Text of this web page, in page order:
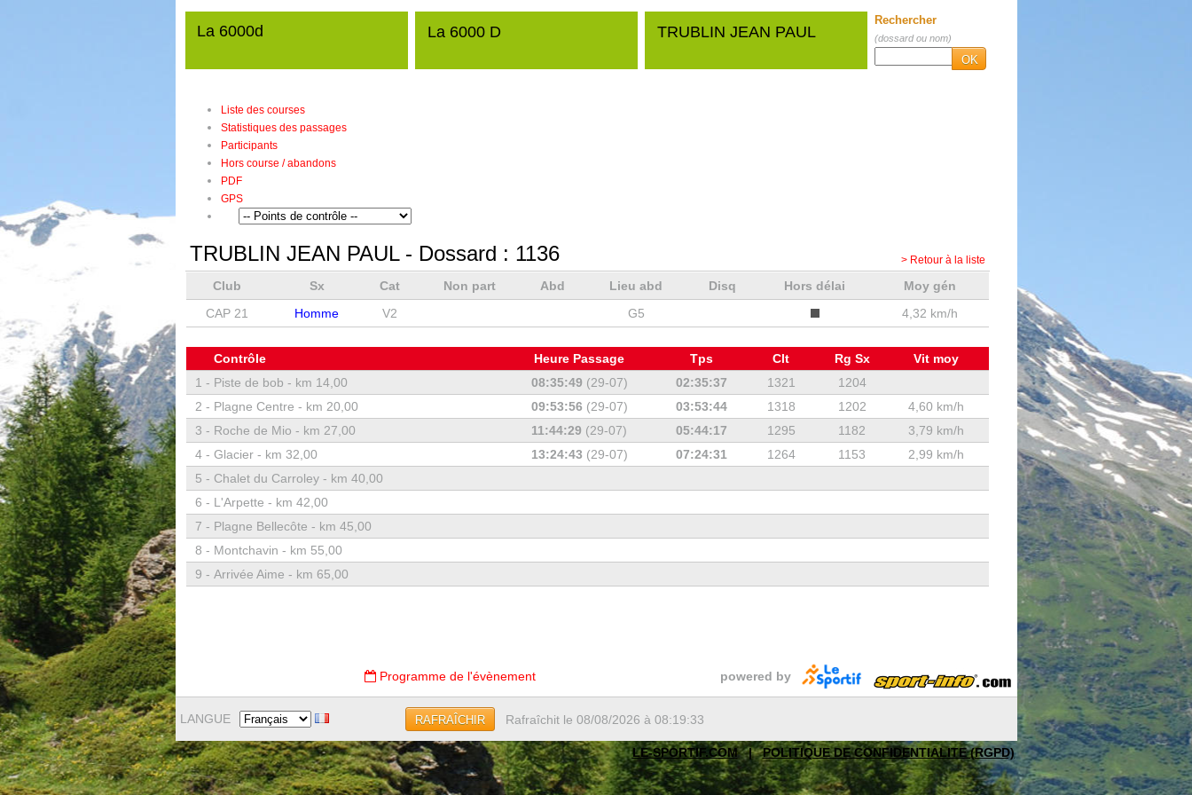
La 6000d La 6000 D TRUBLIN JEAN PAUL
Rechercher
(dossard ou nom)
OK
Liste des courses
Statistiques des passages
Participants
Hors course / abandons
PDF
GPS
TRUBLIN JEAN PAUL- Dossard : 1136 > Retour à la liste
Club Sx Cat Non part Abd Lieu abd Disq Hors délai
Moy gén
CAP 21
Homme V2 G5 4,32 km/h
Contrôle Heure Passage Tps Clt Rg Sx
Vit moy
1 - Piste de bob - km 14,00 08:35:49 (29-07) 02:35:37 1321
1204
2 - Plagne Centre - km 20,00 09:53:56 (29-07) 03:53:44 1318 1202
4,60 km/h
3 - Roche de Mio - km 27,00 11:44:29 (29-07) 05:44:17 1295 1182
3,79 km/h
4 - Glacier - km 32,00 13:24:43 (29-07) 07:24:31 1264 1153
2,99 km/h
5 - Chalet du Carroley - km 40,00
6 - L'Arpette - km 42,00
7 - Plagne Bellecôte - km 45,00
8 - Montchavin - km 55,00
9 - Arrivée Aime - km 65,00
Programme de l'évènement powered by
LANGUE RAFRAÎCHIR Rafraîchit le 08/08/2026 à 08:19:33
LE-SPORTIF.COM | POLITIQUE DE CONFIDENTIALITE (RGPD)